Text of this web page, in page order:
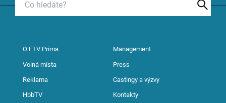
O FTV Prima Management
Volná místa Press
Reklama Castingy a výzvy
HbbTV Kontakty